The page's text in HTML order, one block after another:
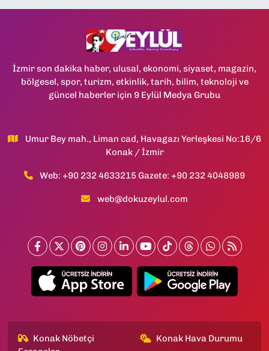
İzmir son dakika haber, ulusal, ekonomi, siyaset, magazin,
bölgesel, spor, turizm, etkinlik, tarih, bilim, teknoloji ve
güncel haberler için 9 Eylül Medya Grubu
Umur Bey mah., Liman cad, Havagazı Yerleşkesi No:16/6
Konak / İzmir
Web: +90 232 4633215 Gazete: +90 232 4048989
web@dokuzeylul.com
Konak Nöbetçi
Konak Hava Durumu